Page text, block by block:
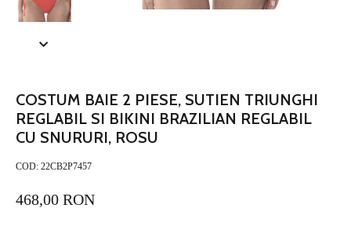
COSTUM BAIE 2 PIESE, SUTIEN TRIUNGHI
REGLABIL SI BIKINI BRAZILIAN REGLABIL
CU SNURURI, ROSU
COD: 22CB2P7457
468,00 RON